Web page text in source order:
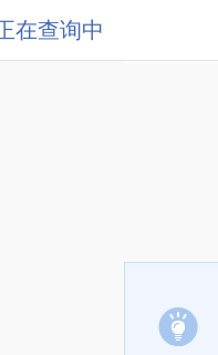
在查询中